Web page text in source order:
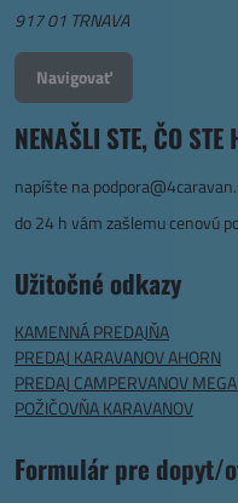
917 01 TRNAVA
Navigovať
NENAŠLI STE, ČO
napíšte na
do 24 h vám zašlemu cenovú
Užitočné odkazy
KAMENNÁ PREDAJŇA
PREDAJ KARAVANOV AHORN
PREDAJ CAMPERVANOV
POŽIČOVŇA KARAVANOV
Formulár pre dopyt/